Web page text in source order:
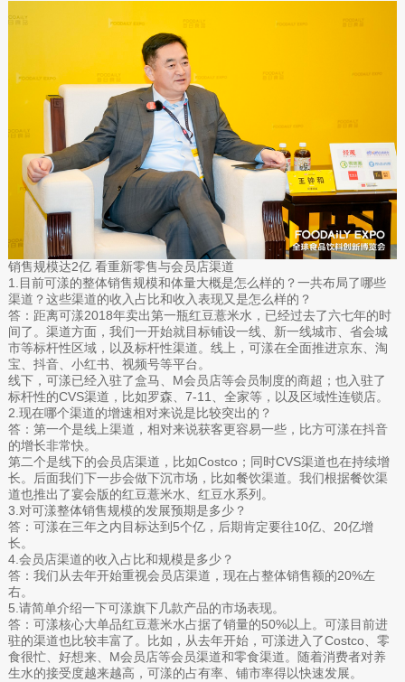
销售规模达2亿 看重新零售与会员店渠道
1.目前可漾的整体销售规模和体量大概是怎么样的？一共布局了哪些
渠道？这些渠道的收入占比和收入表现又是怎么样的？
答：距离可漾2018年卖出第一瓶红豆薏米水，已经过去了六七年的时
间了。渠道方面，我们一开始就目标铺设一线、新一线城市、省会城
市等标杆性区域，以及标杆性渠道。线上，可漾在全面推进京东、淘
宝、抖音、小红书、视频号等平台。
线下，可漾已经入驻了盒马、M会员店等会员制度的商超；也入驻了
标杆性的CVS渠道，比如罗森、7-11、全家等，以及区域性连锁店。
2.现在哪个渠道的增速相对来说是比较突出的？
答：第一个是线上渠道，相对来说获客更容易一些，比方可漾在抖音
的增长非常快。
第二个是线下的会员店渠道，比如Costco；同时CVS渠道也在持续增
长。后面我们下一步会做下沉市场，比如餐饮渠道。我们根据餐饮渠
道也推出了宴会版的红豆薏米水、红豆水系列。
3.对可漾整体销售规模的发展预期是多少？
答：可漾在三年之内目标达到5个亿，后期肯定要往10亿、20亿增
长。
4.会员店渠道的收入占比和规模是多少？
答：我们从去年开始重视会员店渠道，现在占整体销售额的20%左
右。
5.请简单介绍一下可漾旗下几款产品的市场表现。
答：可漾核心大单品红豆薏米水占据了销量的50%以上。可漾目前进
驻的渠道也比较丰富了。比如，从去年开始，可漾进入了Costco、零
食很忙、好想来、M会员店等会员渠道和零食渠道。随着消费者对养
生水的接受度越来越高，可漾的占有率、铺市率得以快速发展。